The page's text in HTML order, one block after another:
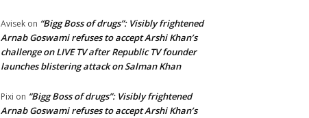
Avisek on “Bigg Boss of drugs”: Visibly frightened
Arnab Goswami refuses to accept Arshi Khan’s
challenge on LIVE TV after Republic TV founder
launches blistering attack on Salman Khan
Pixi on “Bigg Boss of drugs”: Visibly frightened
Arnab Goswami refuses to accept Arshi Khan’s